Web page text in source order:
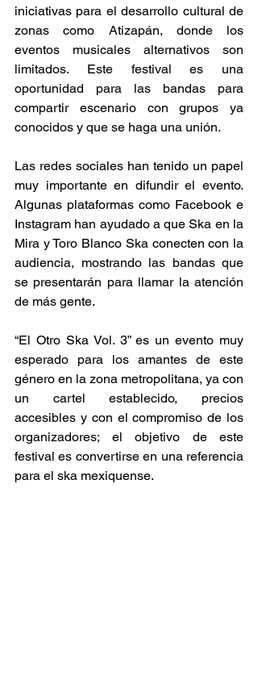
iniciativas para el desarrollo cultural de
zonas como Atizapán, donde los
eventos musicales alternativos son
limitados. Este festival es una
oportunidad para las bandas para
compartir escenario con grupos ya
conocidos y que se haga una unión.
Las redes sociales han tenido un papel
muy importante en difundir el evento.
Algunas plataformas como Facebook e
Instagram han ayudado a que Ska en la
Mira y Toro Blanco Ska conecten con la
audiencia, mostrando las bandas que
se presentarán para llamar la atención
de más gente.
“El Otro Ska Vol. 3” es un evento muy
esperado para los amantes de este
género en la zona metropolitana, ya con
un cartel establecido, precios
accesibles y con el compromiso de los
organizadores; el objetivo de este
festival es convertirse en una referencia
para el ska mexiquense.